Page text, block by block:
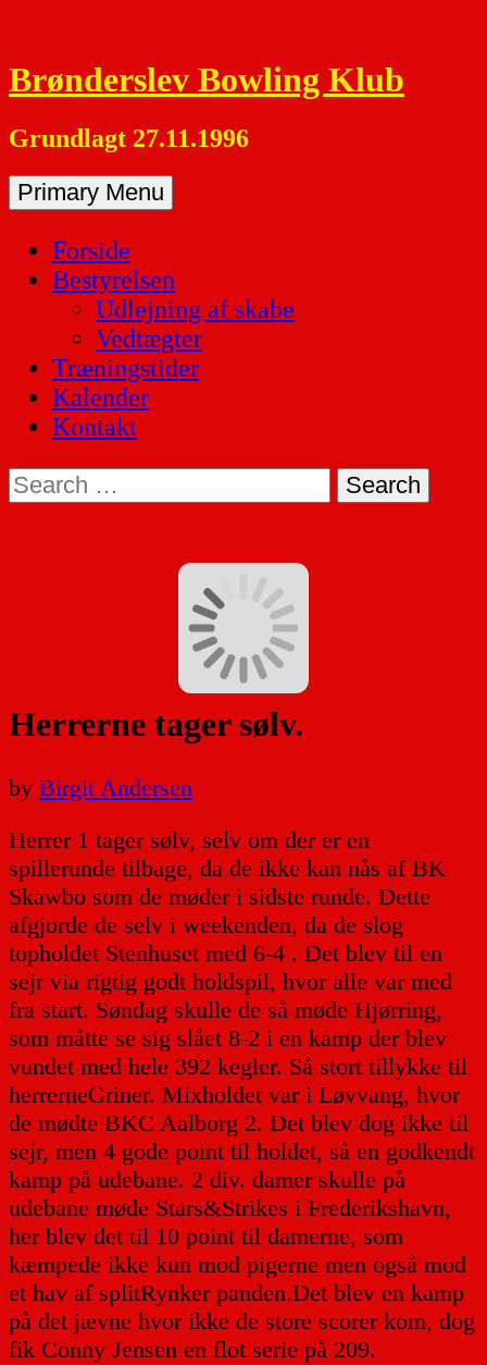
content
Brønderslev Bowling Klub
Grundlagt 27.11.1996
Primary Menu
Forside
Bestyrelsen
Udlejning af skabe
Vedtægter
Træningstider
Kalender
Kontakt
Search
for:
Herrerne tager sølv.
by Birgit Andersen
Herrer 1 tager sølv, selv om der er en
spillerunde tilbage, da de ikke kan nås af BK
Skawbo som de møder i sidste runde. Dette
afgjorde de selv i weekenden, da de slog
topholdet Stenhuset med 6-4 . Det blev til en
sejr via rigtig godt holdspil, hvor alle var med
fra start. Søndag skulle de så møde Hjørring,
som måtte se sig slået 8-2 i en kamp der blev
vundet med hele 392 kegler. Så stort tillykke til
herrerneGriner. Mixholdet var i Løvvang, hvor
de mødte BKC Aalborg 2. Det blev dog ikke til
sejr, men 4 gode point til holdet, så en godkendt
kamp på udebane. 2 div. damer skulle på
udebane møde Stars&Strikes i Frederikshavn,
her blev det til 10 point til damerne, som
kæmpede ikke kun mod pigerne men også mod
et hav af splitRynker panden.Det blev en kamp
på det jævne hvor ikke de store scorer kom, dog
fik Conny Jensen en flot serie på 209.